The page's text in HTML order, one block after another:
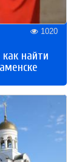
1020
найти